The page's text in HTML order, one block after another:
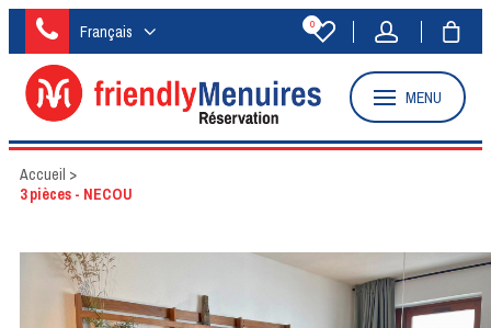
Français 0
MENU
Accueil >
3 pièces - NECOU